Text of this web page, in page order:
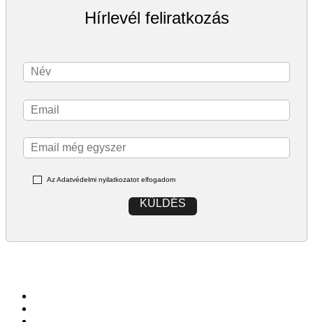
Hírlevél feliratkozás
Az Adatvédelmi nyilatkozatot elfogadom
KÜLDÉS